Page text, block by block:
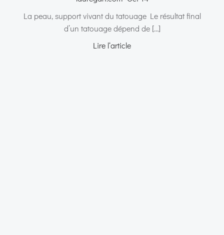
La peau, support vivant du tatouage Le résultat final
d’un tatouage dépend de […]
Lire l‘article